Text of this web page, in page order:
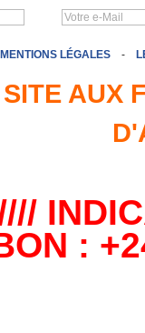
MENTIONS LÉGALES -
AUX
: